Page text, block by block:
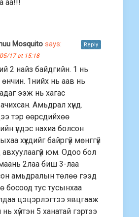
аа!!!
Mosquito says:
17 at 15:18
2 найз байдгийн. 1 нь
өнчин. 1нийх нь аав нь
ээж нь хагас
Амьдрал хүнд.
тэр өөрсдийхөө
үндэс нахиа болсон
хүүхдийг байргүй мөнггүй
авхуулаагүй юм. Одоо бол
2лаа биш 3-лаа
амьдралын төлөө гээд
босоод тус тусынхаа
цэцэрлэгтээ явцгааж
хүйтэн 5 ханатай гэртээ
Reply